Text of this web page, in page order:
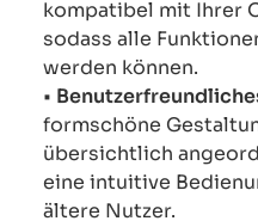
kompatibel mit Ihrer
sodass alle
werden können.
•
formschöne
übersichtlich
eine intuitive
ältere Nutzer.